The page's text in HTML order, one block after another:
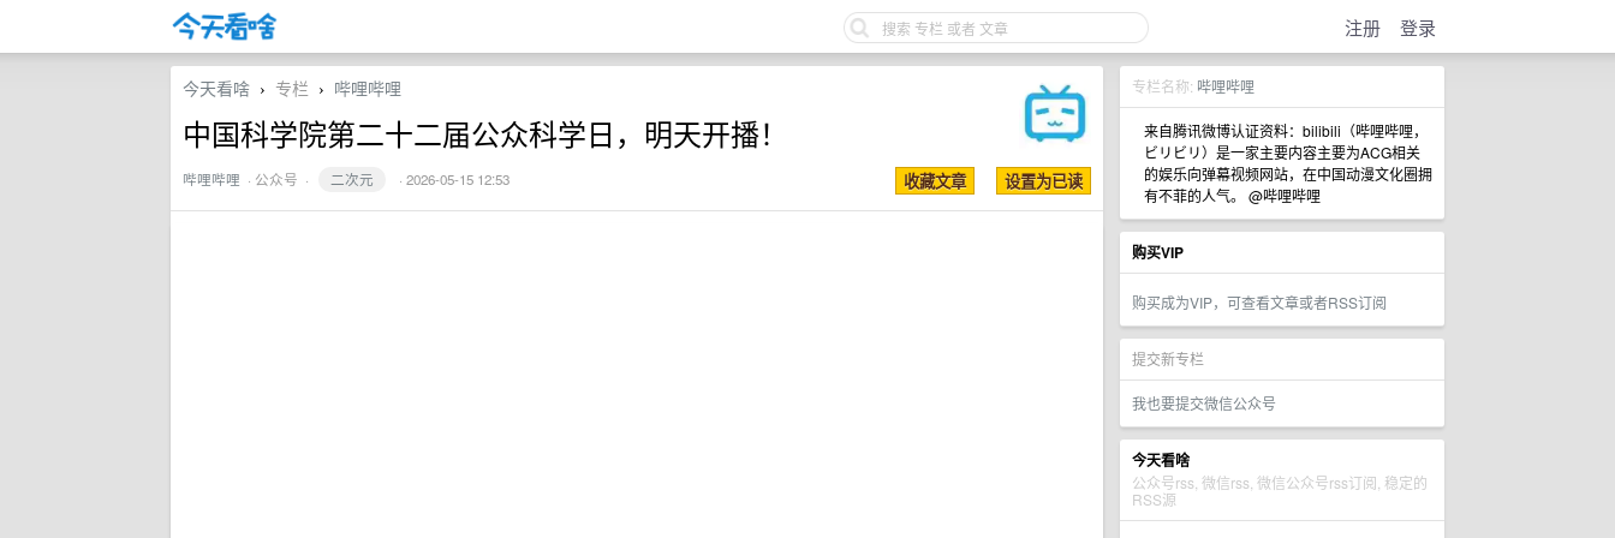
注册 登录
专栏名称: 哔哩哔哩
来自腾讯微博认证资料：bilibili（哔哩哔哩，
ビリビリ）是一家主要内容主要为ACG相关
的娱乐向弹幕视频网站，在中国动漫文化圈拥
有不菲的人气。 @哔哩哔哩
购买VIP
购买成为VIP，可查看文章或者RSS订阅
提交新专栏
我也要提交微信公众号
今天看啥
公众号rss, 微信rss, 微信公众号rss订阅, 稳定的
RSS源
今天看啥 › 专栏 › 哔哩哔哩
中国科学院第二十二届公众科学日，明天开播！
哔哩哔哩 · 公众号 · 二次元 · 2026-05-15 12:53